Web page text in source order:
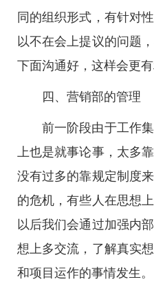
同的组织形式，有针对
以不在会上提议的问题
下面沟通好，这样会更有
四、营销部的管理
前一阶段由于工作
上也是就事论事，太多
没有过多的靠规定制度
的危机，有些人在思想
以后我们会通过加强内
想上多交流，了解真实
和项目运作的事情发生。